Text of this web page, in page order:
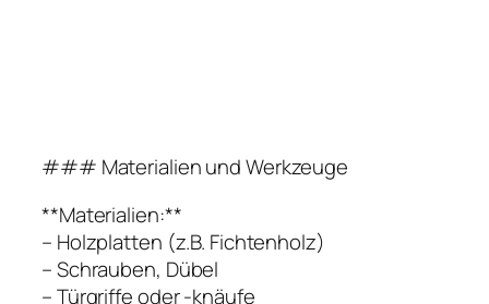
### Materialien und Werkzeuge
**Materialien:**
– Holzplatten (z.B. Fichtenholz)
– Schrauben, Dübel
– Türgriffe oder -knäufe